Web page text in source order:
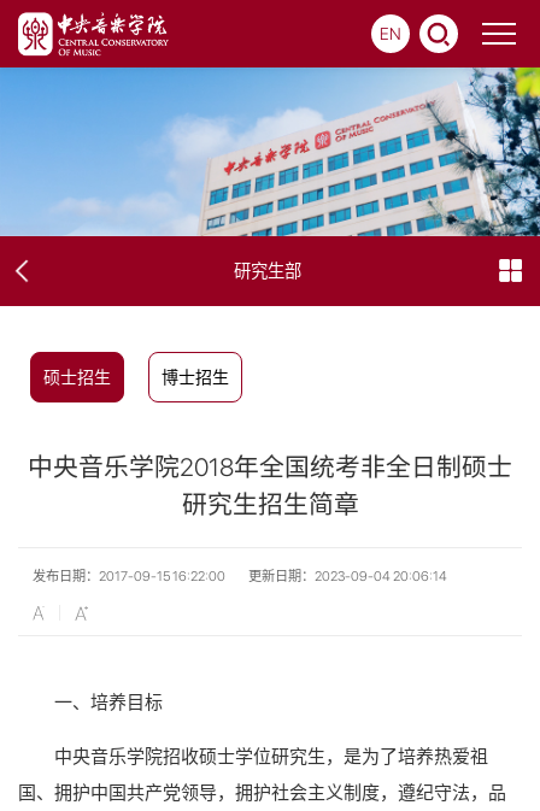
EN
研究生部
硕士招生 博士招生
中央音乐学院2018年全国统考非全日制硕士
研究生招生简章
发布日期：2017-09-15 16:22:00 更新日期：2023-09-04 20:06:14
一、培养目标
中央音乐学院招收硕士学位研究生，是为了培养热爱祖
国、拥护中国共产党领导，拥护社会主义制度，遵纪守法，品